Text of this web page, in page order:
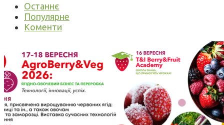
Останнє
Популярне
Коменти